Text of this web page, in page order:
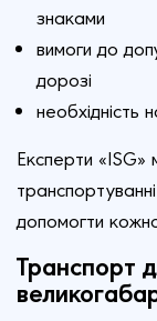
знаками
вимоги до
дорозі
необхідність
Експерти «ISG»
допомогти
Транспорт